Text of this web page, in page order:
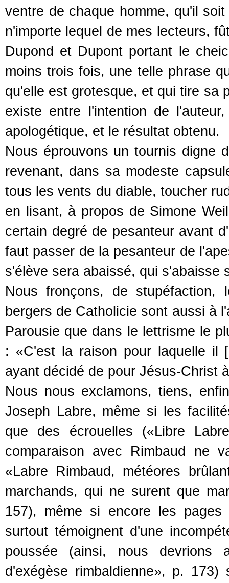
ventre de chaque homme, qu'il
n'importe lequel de mes lecteurs,
Dupond et Dupont portant le
moins trois fois, une telle phrase
qu'elle est grotesque, et qui tire sa
existe entre l'intention de
apologétique, et le résultat obtenu.
Nous éprouvons un tournis digne
revenant, dans sa modeste
tous les vents du diable, toucher
en lisant, à propos de Simone
certain degré de pesanteur avant
faut passer de la pesanteur de
s'élève sera abaissé, qui s'abaisse
Nous fronçons, de
bergers de Catholicie sont aussi à
Parousie que dans le lettrisme le
: «C'est la raison pour laquelle il
ayant décidé de pour Jésus-Christ
Nous nous exclamons, tiens,
Joseph Labre, même si les
que des écrouelles («Libre
comparaison avec Rimbaud ne
«Labre Rimbaud, météores
marchands, qui ne surent que
157), même si encore les
surtout témoignent d'une
poussée (ainsi, nous devrions
d'exégèse rimbaldienne», p.